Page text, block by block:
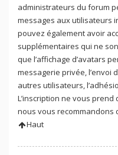
administrateurs du forum
messages aux utilisateurs
pouvez également avoir
supplémentaires qui ne
que l’affichage d’avatars
messagerie privée, l’envoi
autres utilisateurs,
L’inscription ne vous prend
nous vous recommandons
Haut